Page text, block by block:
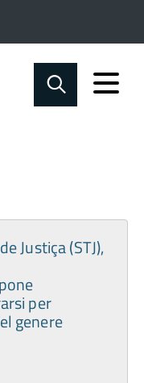
Justiça (STJ),
per
genere